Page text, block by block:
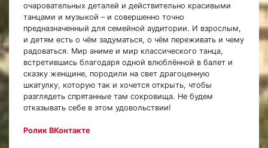
очаровательных деталей и действительно красивыми
танцами и музыкой – и совершенно точно
предназначенный для семейной аудитории. И взрослым,
и детям есть о чём задуматься, о чём переживать и чему
радоваться. Мир аниме и мир классического танца,
встретившись благодаря одной влюблённой в балет и
сказку женщине, породили на свет драгоценную
шкатулку, которую так и хочется открыть, чтобы
разглядеть спрятанные там сокровища. Не будем
отказывать себе в этом удовольствии!
Ролик ВКонтакте